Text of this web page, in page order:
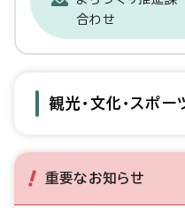
合わせ
観光・文化・スポー
重要なお知らせ